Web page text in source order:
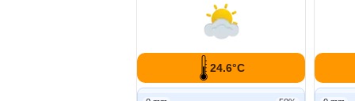
24.6°C